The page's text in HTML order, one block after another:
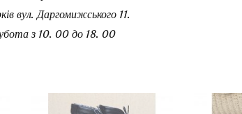
вул. Даргомижського 11.
з 10. 00 до 18. 00